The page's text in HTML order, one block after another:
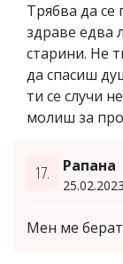
Трябва да се
здраве едва
старини. Не
да спасиш
ти се случи
молиш за
17. Рапана
Мен ме берат